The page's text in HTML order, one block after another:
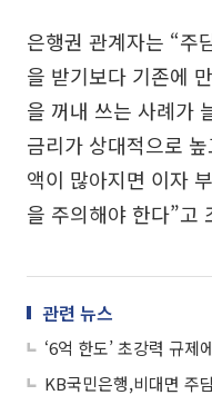
은행권 관계자는 “주
을 받기보다 기존에
을 꺼내 쓰는 사례가
금리가 상대적으로
액이 많아지면 이자
을 주의해야 한다”고
관련 뉴스
KB국민은행,비대면 주